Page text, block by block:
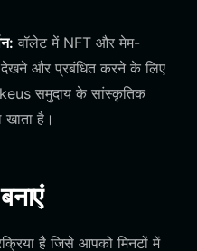
वॉलेट में NFT और मेम-
और प्रबंधित करने के लिए
समुदाय के सांस्कृतिक
है।
है जिसे आपको मिनटों में